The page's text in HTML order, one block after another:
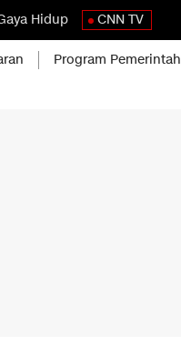
Hidup CNN TV
Program Pemerintah